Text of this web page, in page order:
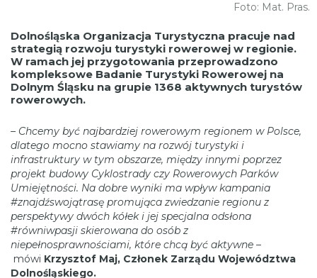
Foto: Mat. Pras.
Dolnośląska Organizacja Turystyczna pracuje nad
strategią rozwoju turystyki rowerowej w regionie.
W ramach jej przygotowania przeprowadzono
kompleksowe Badanie Turystyki Rowerowej na
Dolnym Śląsku na grupie 1368 aktywnych turystów
rowerowych.
– Chcemy być najbardziej rowerowym regionem w Polsce,
dlatego mocno stawiamy na rozwój turystyki i
infrastruktury w tym obszarze, między innymi poprzez
projekt budowy Cyklostrady czy Rowerowych Parków
Umiejętności. Na dobre wyniki ma wpływ kampania
#znajdźswojątrasę promująca zwiedzanie regionu z
perspektywy dwóch kółek i jej specjalna odsłona
#równiwpasji skierowana do osób z
niepełnosprawnościami, które chcą być aktywne –
mówi Krzysztof Maj, Członek Zarządu Województwa
Dolnośląskiego.